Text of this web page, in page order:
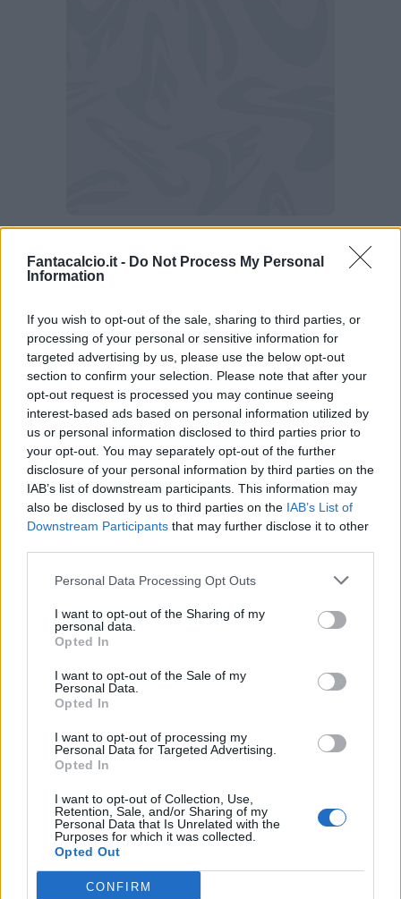
Fantacalcio.it - Do Not Process My Personal
Information
If you wish to opt-out of the sale, sharing to third parties, or
processing of your personal or sensitive information for
targeted advertising by us, please use the below opt-out
section to confirm your selection. Please note that after your
opt-out request is processed you may continue seeing
interest-based ads based on personal information utilized by
us or personal information disclosed to third parties prior to
your opt-out. You may separately opt-out of the further
disclosure of your personal information by third parties on the
IAB’s list of downstream participants. This information may
also be disclosed by us to third parties on the IAB’s List of
Downstream Participants that may further disclose it to other
Personal Data Processing Opt Outs
I want to opt-out of the Sharing of my
personal data.
Opted In
I want to opt-out of the Sale of my
Personal Data.
Opted In
I want to opt-out of processing my
Personal Data for Targeted Advertising.
Opted In
I want to opt-out of Collection, Use,
Retention, Sale, and/or Sharing of my
Personal Data that Is Unrelated with the
Purposes for which it was collected.
Opted Out
CONFIRM
Bradaric al Verona, i numeri al Fantacalcio
Bradaric al Verona, i numeri al Fantacalcio
difensore, che però si è rivelato discretamente
continuo. Per lui 27 partite a voto, 1 gol e
qualche ammonizione di troppo, 6 in totale;la
media fantavoto è stata di 5.72, non certo
scintillante. Saprà riscattarsi nell'annata
2025/26?
Verona, è fatta per il ritorno di Bradaric (Getty Images)